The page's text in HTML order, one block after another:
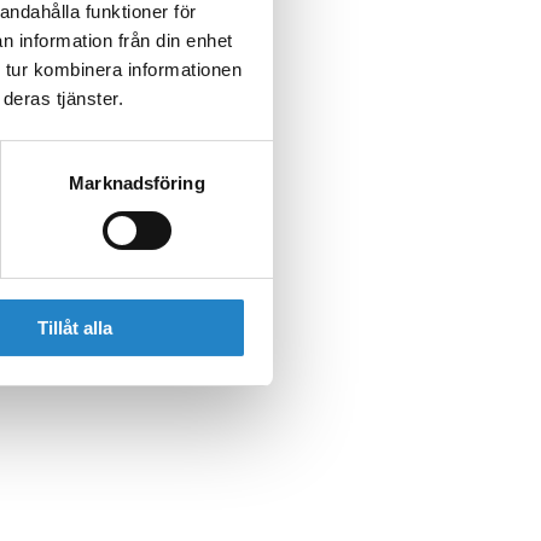
funktioner för
information från din enhet
kombinera informationen
tjänster.
Marknadsföring
Tillåt alla